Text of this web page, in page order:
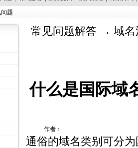
题
常见问题解答 → 域
什么是国际域
作者：
通俗的域名类别可分